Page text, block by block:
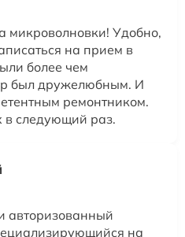
микроволновки! Удобно,
на прием в
более чем
был дружелюбным. И
ремонтником.
в следующий раз.
авторизованный
на